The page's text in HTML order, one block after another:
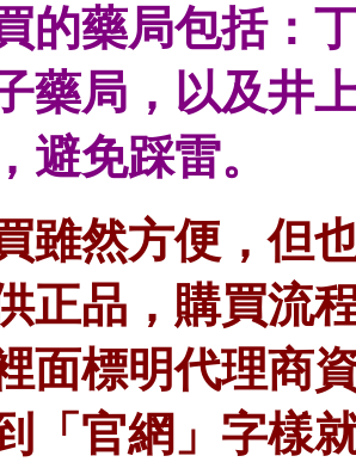
的藥局包括：
藥局，以及井
避免踩雷。
雖然方便，但
正品，購買流
面標明代理商
「官網」字樣